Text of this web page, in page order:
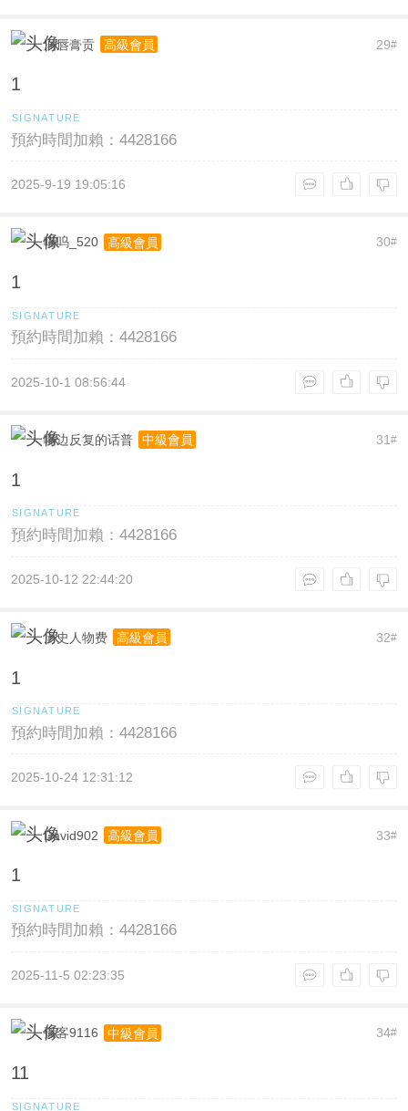
29#
润唇膏贡 高級會員
1
預約時間加賴：4428166
2025-9-19 19:05:16
30#
喵呜_520 高級會員
1
預約時間加賴：4428166
2025-10-1 08:56:44
31#
嘴边反复的话普 中級會員
1
預約時間加賴：4428166
2025-10-12 22:44:20
32#
历史人物费 高級會員
1
預約時間加賴：4428166
2025-10-24 12:31:12
33#
David902 高級會員
1
預約時間加賴：4428166
2025-11-5 02:23:35
34#
孤客9116 中級會員
11